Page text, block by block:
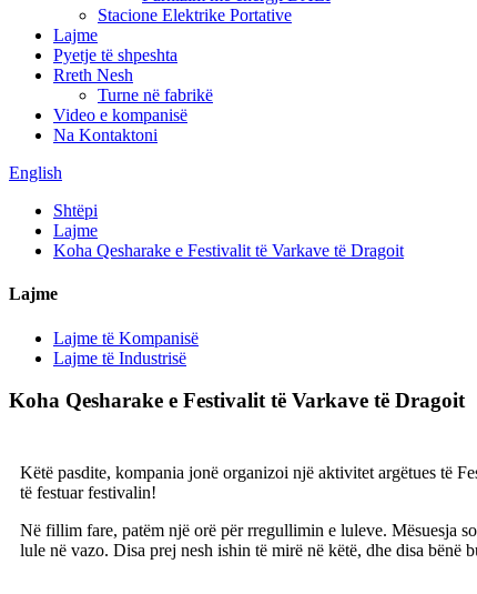
Stacione Elektrike Portative
Lajme
Pyetje të shpeshta
Rreth Nesh
Turne në fabrikë
Video e kompanisë
Na Kontaktoni
English
Shtëpi
Lajme
Koha Qesharake e Festivalit të Varkave të Dragoit
Lajme
Lajme të Kompanisë
Lajme të Industrisë
Koha Qesharake e Festivalit të Varkave të Dragoit
Këtë pasdite, kompania jonë organizoi një aktivitet argëtues të
të festuar festivalin!
Në fillim fare, patëm një orë për rregullimin e luleve. Mësuesja
lule në vazo. Disa prej nesh ishin të mirë në këtë, dhe disa